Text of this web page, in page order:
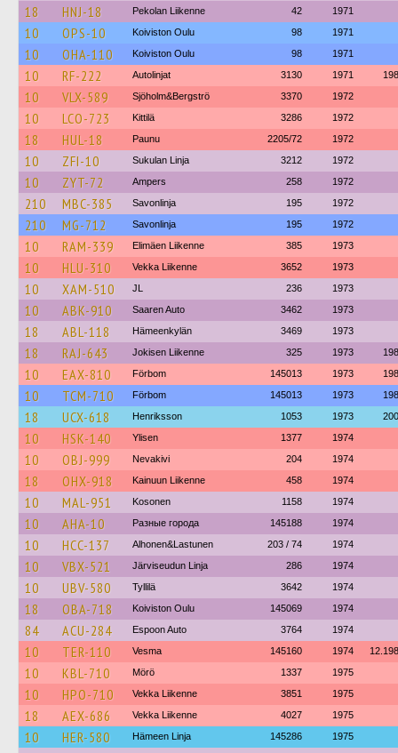
18 HNJ-18 Pekolan Liikenne 42 1971
10 OPS-10 Koiviston Oulu 98 1971
10 OHA-110 Koiviston Oulu 98 1971
10 RF-222 Autolinjat 3130 1971
10 VLX-589 Sjöholm&Bergströ 3370 1972
10 LCO-723 Kittilä 3286 1972
18 HUL-18 Paunu 2205/72 1972
10 ZFI-10 Sukulan Linja 3212 1972
10 ZYT-72 Ampers 258 1972
210 MBC-385 Savonlinja 195 1972
210 MG-712 Savonlinja 195 1972
10 RAM-339 Elimäen Liikenne 385 1973
10 HLU-310 Vekka Liikenne 3652 1973
10 XAM-510 JL 236 1973
10 ABK-910 Saaren Auto 3462 1973
18 ABL-118 Hämeenkylän 3469 1973
18 RAJ-643 Jokisen Liikenne 325 1973
10 EAX-810 Förbom 145013 1973
10 TCM-710 Förbom 145013 1973
18 UCX-618 Henriksson 1053 1973
10 HSK-140 Ylisen 1377 1974
10 OBJ-999 Nevakivi 204 1974
18 OHX-918 Kainuun Liikenne 458 1974
10 MAL-951 Kosonen 1158 1974
10 AHA-10 Разные города 145188 1974
10 HCC-137 Alhonen&Lastunen 203 / 74 1974
10 VBX-521 Järviseudun Linja 286 1974
10 UBV-580 Tyllilä 3642 1974
18 OBA-718 Koiviston Oulu 145069 1974
84 ACU-284 Espoon Auto 3764 1974
10 TER-110 Vesma 145160 1974
10 KBL-710 Mörö 1337 1975
10 HPO-710 Vekka Liikenne 3851 1975
18 AEX-686 Vekka Liikenne 4027 1975
10 HER-580 Hämeen Linja 145286 1975